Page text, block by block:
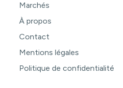
Marchés
À propos
Contact
Mentions légales
Politique de confidentialité